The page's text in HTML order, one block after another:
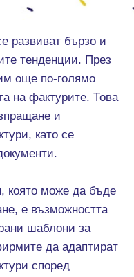
развиват бързо и
тенденции. През
още по-голямо
на фактурите. Това
и
като се
която може да бъде
е възможността
шаблони за
да адаптират
според